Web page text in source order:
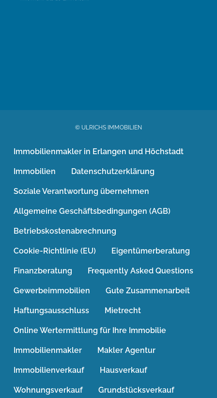
© ULRICHS IMMOBILIEN
Immobilienmakler in Erlangen und Höchstadt
Immobilien Datenschutzerklärung
Soziale Verantwortung übernehmen
Allgemeine Geschäftsbedingungen (AGB)
Betriebskostenabrechnung
Cookie-Richtlinie (EU) Eigentümerberatung
Finanzberatung Frequently Asked Questions
Gewerbeimmobilien Gute Zusammenarbeit
Haftungsausschluss Mietrecht
Online Wertermittlung für Ihre Immobilie
Immobilienmakler Makler Agentur
Immobilienverkauf Hausverkauf
Wohnungsverkauf Grundstücksverkauf